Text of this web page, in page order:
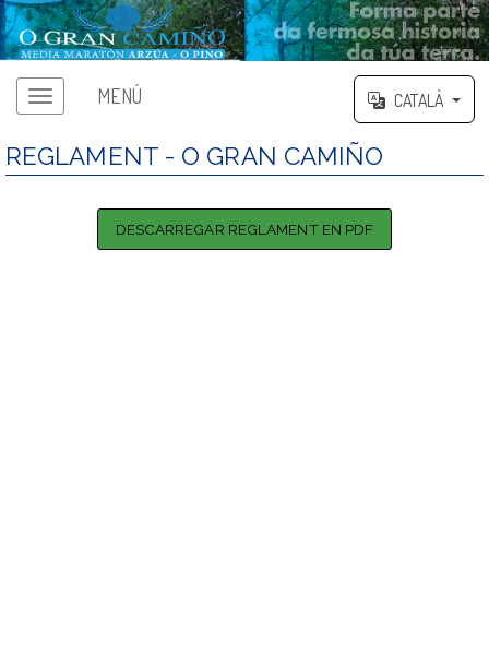
MENÚ CATALÀ
REGLAMENT - O GRAN CAMIÑO
DESCARREGAR REGLAMENT EN PDF